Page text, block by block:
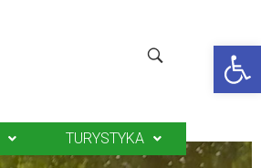
TURYSTYKA